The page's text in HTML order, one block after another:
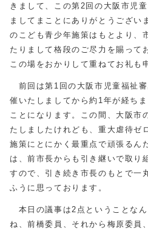
きまして、この第2回の大阪市児
ましてまことにありがとうござい
のこども青少年施策はもとより、
たりまして格段のご尽力を賜って
この場をおかりして重ねてお礼も
前回は第1回の大阪市児童福祉
催いたしましてから約1年が経ち
ことになります。この間、大阪市
たしましたけれども、重大虐待ゼ
施策にとにかく最重点で頑張るん
は、前市長からも引き継いで取り
すので、引き続き市長のもとで一
ふうに思っております。
本日の議事は2点ということな
ね、前橋委員、それから梅原委員